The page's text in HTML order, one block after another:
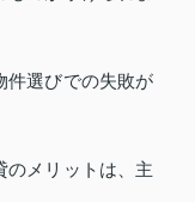
件選びでの失敗が
のメリットは、主